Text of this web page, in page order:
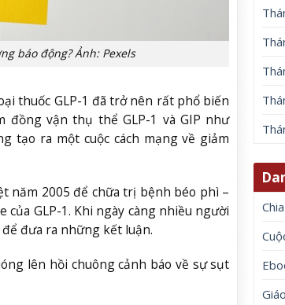
báo động? Ảnh: Pexels
thuốc GLP-1 đã trở nên rất phổ biến
đồng vận thụ thể GLP-1 và GIP như
tạo ra một cuộc cách mạng về giảm
năm 2005 để chữa trị bệnh béo phì –
GLP-1. Khi ngày càng nhiều người
đưa ra những kết luận.
lên hồi chuông cảnh báo về sự sụt